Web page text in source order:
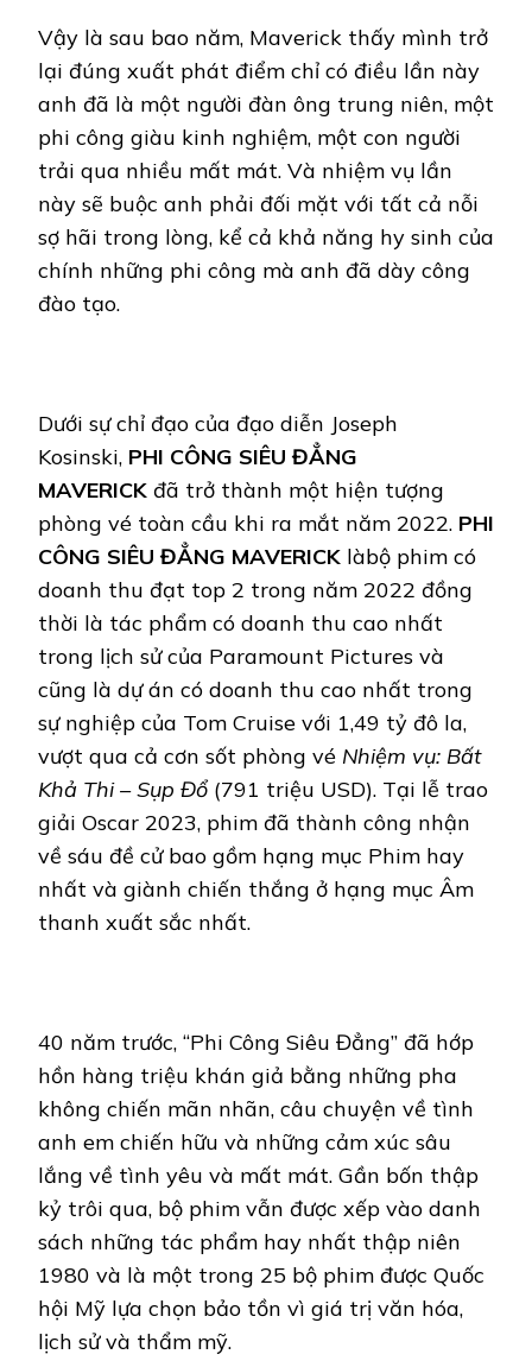
Vậy là sau bao năm, Maverick thấy mình trở
lại đúng xuất phát điểm chỉ có điều lần này
anh đã là một người đàn ông trung niên, một
phi công giàu kinh nghiệm, một con người
trải qua nhiều mất mát. Và nhiệm vụ lần
này sẽ buộc anh phải đối mặt với tất cả nỗi
sợ hãi trong lòng, kể cả khả năng hy sinh của
chính những phi công mà anh đã dày công
đào tạo.
Dưới sự chỉ đạo của đạo diễn Joseph
Kosinski, PHI CÔNG SIÊU ĐẲNG
MAVERICK đã trở thành một hiện tượng
phòng vé toàn cầu khi ra mắt năm 2022. PHI
CÔNG SIÊU ĐẲNG MAVERICK làbộ phim có
doanh thu đạt top 2 trong năm 2022 đồng
thời là tác phẩm có doanh thu cao nhất
trong lịch sử của Paramount Pictures và
cũng là dự án có doanh thu cao nhất trong
sự nghiệp của Tom Cruise với 1,49 tỷ đô la,
vượt qua cả cơn sốt phòng vé Nhiệm vụ: Bất
Khả Thi – Sụp Đổ(791 triệu USD). Tại lễ trao
giải Oscar 2023, phim đã thành công nhận
về sáu đề cử bao gồm hạng mục Phim hay
nhất và giành chiến thắng ở hạng mục Âm
thanh xuất sắc nhất.
40 năm trước, “Phi Công Siêu Đẳng” đã hớp
hồn hàng triệu khán giả bằng những pha
không chiến mãn nhãn, câu chuyện về tình
anh em chiến hữu và những cảm xúc sâu
lắng về tình yêu và mất mát. Gần bốn thập
kỷ trôi qua, bộ phim vẫn được xếp vào danh
sách những tác phẩm hay nhất thập niên
1980 và là một trong 25 bộ phim được Quốc
hội Mỹ lựa chọn bảo tồn vì giá trị văn hóa,
lịch sử và thẩm mỹ.